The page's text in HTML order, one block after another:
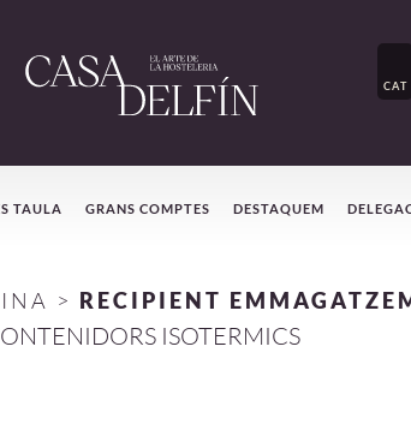
CAT
TAULA GRANS COMPTES DESTAQUEM
> RECIPIENT
ISOTERMICS